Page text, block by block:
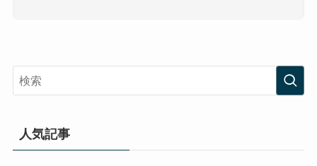
人気記事